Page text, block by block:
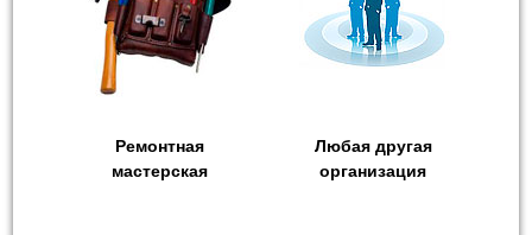
Ремонтная
мастерская
Любая другая
организация